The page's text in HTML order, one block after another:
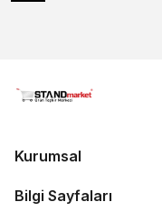
Kurumsal
Bilgi Sayfaları